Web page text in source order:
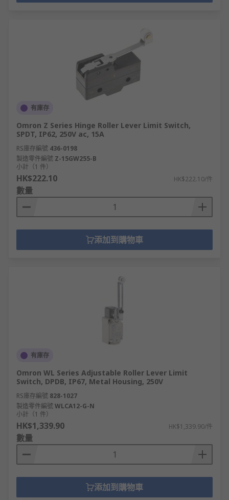
有庫存
Omron Z Series Hinge Roller Lever Limit Switch,
SPDT, IP62, 250V ac, 15A
RS庫存編號 436-0198
製造零件編號 Z-15GW255-B
小計（1 件）
HK$222.10 HK$222.10/件
數量
添加到購物車
有庫存
Omron WL Series Adjustable Roller Lever Limit
Switch, DPDB, IP67, Metal Housing, 250V
RS庫存編號 828-1027
製造零件編號WLCA12-G-N
小計（1 件）
HK$1,339.90 HK$1,339.90/件
數量
添加到購物車